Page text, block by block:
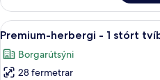
reyklaust
herbergi
1
tvíbreitt
rúm
Skoða
allar
myndir
fyrir
3
Premium-herbergi - 1 stórt
Borgarútsýni
28 fermetrar